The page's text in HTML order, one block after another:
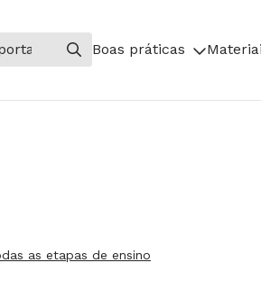
Boas práticas
as etapas de ensino